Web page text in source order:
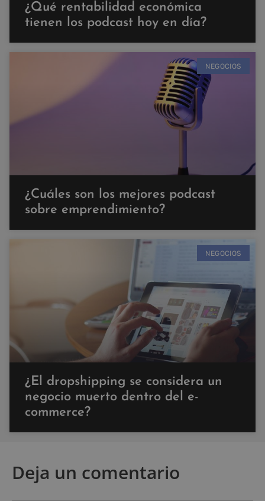
¿Qué rentabilidad económica
tienen los podcast hoy en día?
NEGOCIOS
¿Cuáles son los mejores podcast
sobre emprendimiento?
NEGOCIOS
¿El dropshipping se considera un
negocio muerto dentro del e-
commerce?
Deja un comentario